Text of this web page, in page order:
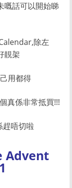
嘅話可以開始睇
除左
靚架
用都得
真係非常抵買!!!
趕唔切啦
Advent